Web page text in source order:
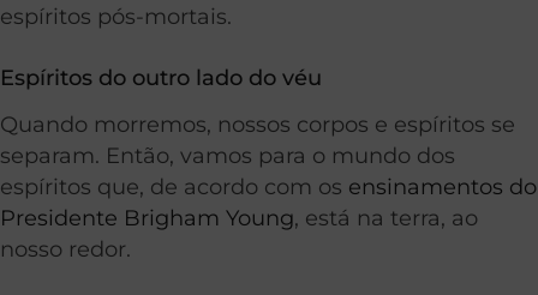
espíritos pós-mortais.
Espíritos do outro lado do véu
Quando morremos, nossos corpos e espíritos se
separam. Então, vamos para o mundo dos
espíritos que, de acordo com os ensinamentos do
Presidente Brigham Young, está na terra, ao
nosso redor.